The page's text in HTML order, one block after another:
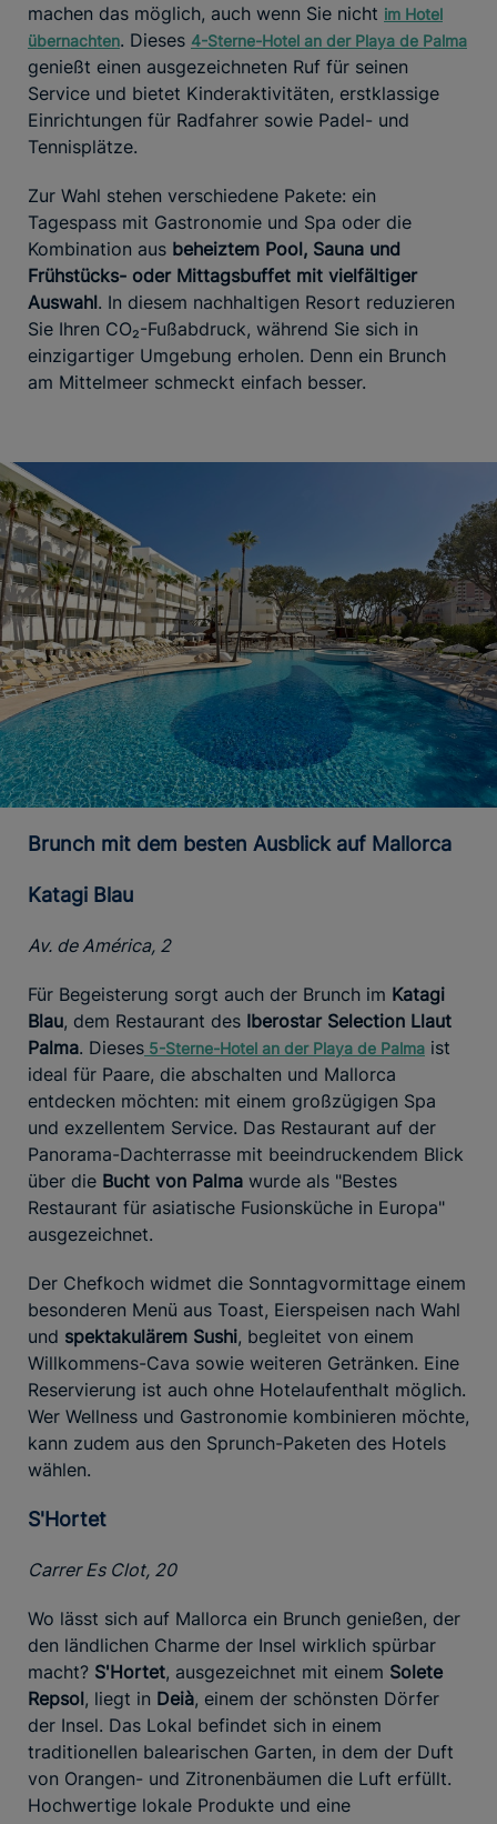
machen das möglich, auch wenn Sie nicht im Hotel
übernachten. Dieses 4-Sterne-Hotel an der Playa de Palma
genießt einen ausgezeichneten Ruf für seinen
Service und bietet Kinderaktivitäten, erstklassige
Einrichtungen für Radfahrer sowie Padel- und
Tennisplätze.
Zur Wahl stehen verschiedene Pakete: ein
Tagespass mit Gastronomie und Spa oder die
Kombination aus beheiztem Pool, Sauna und
Frühstücks- oder Mittagsbuffet mit vielfältiger
Auswahl. In diesem nachhaltigen Resort reduzieren
Sie Ihren CO₂-Fußabdruck, während Sie sich in
einzigartiger Umgebung erholen. Denn ein Brunch
am Mittelmeer schmeckt einfach besser.
Brunch mit dem besten Ausblick auf Mallorca
Katagi Blau
Av. de América, 2
Für Begeisterung sorgt auch der Brunch im Katagi
Blau, dem Restaurant des Iberostar Selection Llaut
Palma. Dieses 5-Sterne-Hotel an der Playa de Palma ist
ideal für Paare, die abschalten und Mallorca
entdecken möchten: mit einem großzügigen Spa
und exzellentem Service. Das Restaurant auf der
Panorama-Dachterrasse mit beeindruckendem Blick
über die Bucht von Palma wurde als "Bestes
Restaurant für asiatische Fusionsküche in Europa"
ausgezeichnet.
Der Chefkoch widmet die Sonntagvormittage einem
besonderen Menü aus Toast, Eierspeisen nach Wahl
und spektakulärem Sushi, begleitet von einem
Willkommens-Cava sowie weiteren Getränken. Eine
Reservierung ist auch ohne Hotelaufenthalt möglich.
Wer Wellness und Gastronomie kombinieren möchte,
kann zudem aus den Sprunch-Paketen des Hotels
wählen.
S'Hortet
Carrer Es Clot, 20
Wo lässt sich auf Mallorca ein Brunch genießen, der
den ländlichen Charme der Insel wirklich spürbar
macht? S'Hortet, ausgezeichnet mit einem Solete
Repsol, liegt in Deià, einem der schönsten Dörfer
der Insel. Das Lokal befindet sich in einem
traditionellen balearischen Garten, in dem der Duft
von Orangen- und Zitronenbäumen die Luft erfüllt.
Hochwertige lokale Produkte und eine